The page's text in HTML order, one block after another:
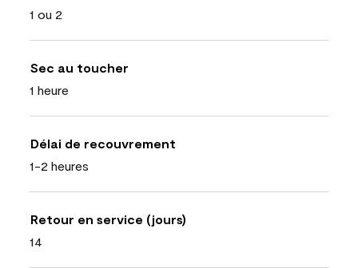
1 ou 2
Sec au toucher
1 heure
Délai de recouvrement
1-2 heures
Retour en service (jours)
14